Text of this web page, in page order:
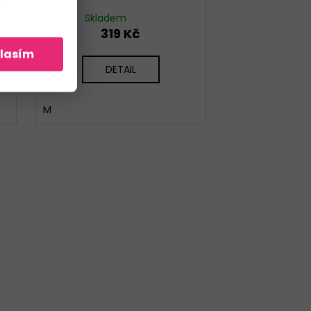
Skladem
319 Kč
DETAIL
M